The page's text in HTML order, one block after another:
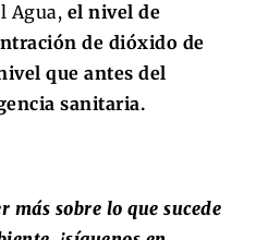
Agua, el nivel de
de dióxido de
que antes del
sanitaria.
más sobre lo que sucede